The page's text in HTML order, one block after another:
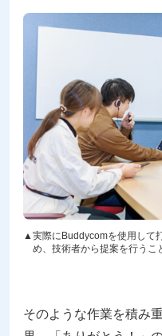
実際にBuddycomを使用して
め、技術者から提案を行うこ
そのような作業を積み